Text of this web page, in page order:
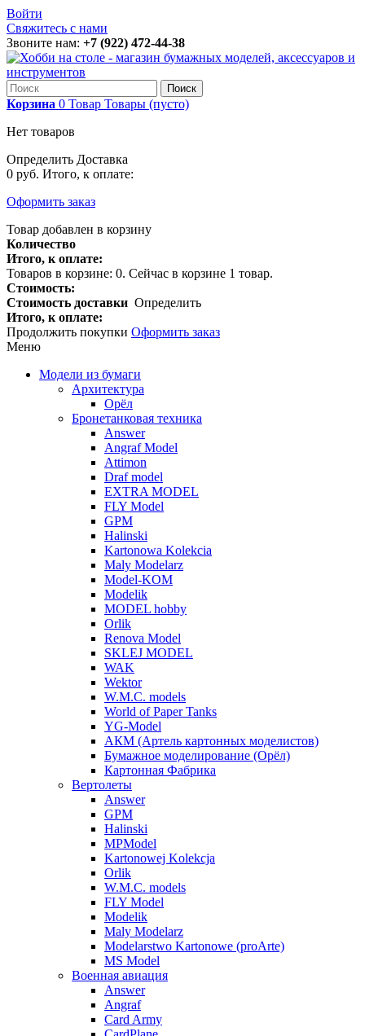
Войти
Свяжитесь с нами
Звоните нам: +7 (922) 472-44-38
Поиск
Корзина 0 Товар Товары (пусто)
Нет товаров
Определить Доставка
0 руб. Итого, к оплате:
Оформить заказ
Товар добавлен в корзину
Количество
Итого, к оплате:
Товаров в корзине: 0. Сейчас в корзине 1 товар.
Стоимость:
Стоимость доставки Определить
Итого, к оплате:
Продолжить покупки Оформить заказ
Меню
Модели из бумаги
Архитектура
Орёл
Бронетанковая техника
Answer
Angraf Model
Attimon
Draf model
EXTRA MODEL
FLY Model
GPM
Halinski
Kartonowa Kolekcia
Maly Modelarz
Model-KOM
Modelik
MODEL hobby
Orlik
Renova Model
SKLEJ MODEL
WAK
Wektor
W.M.C. models
World of Paper Tanks
YG-Model
АКМ (Артель картонных моделистов)
Бумажное моделирование (Орёл)
Картонная Фабрика
Вертолеты
Answer
GPM
Halinski
MPModel
Kartonowej Kolekcja
Orlik
W.M.C. models
FLY Model
Modelik
Maly Modelarz
Modelarstwo Kartonowe (proArte)
MS Model
Военная авиация
Answer
Angraf
Card Army